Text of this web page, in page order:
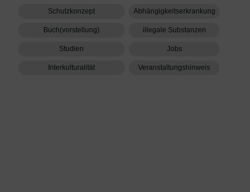
Schutzkonzept Abhängigkeitserkrankung
Buch(vorstellung) illegale Substanzen
Studien Jobs
Interkulturalität Veranstaltungshinweis